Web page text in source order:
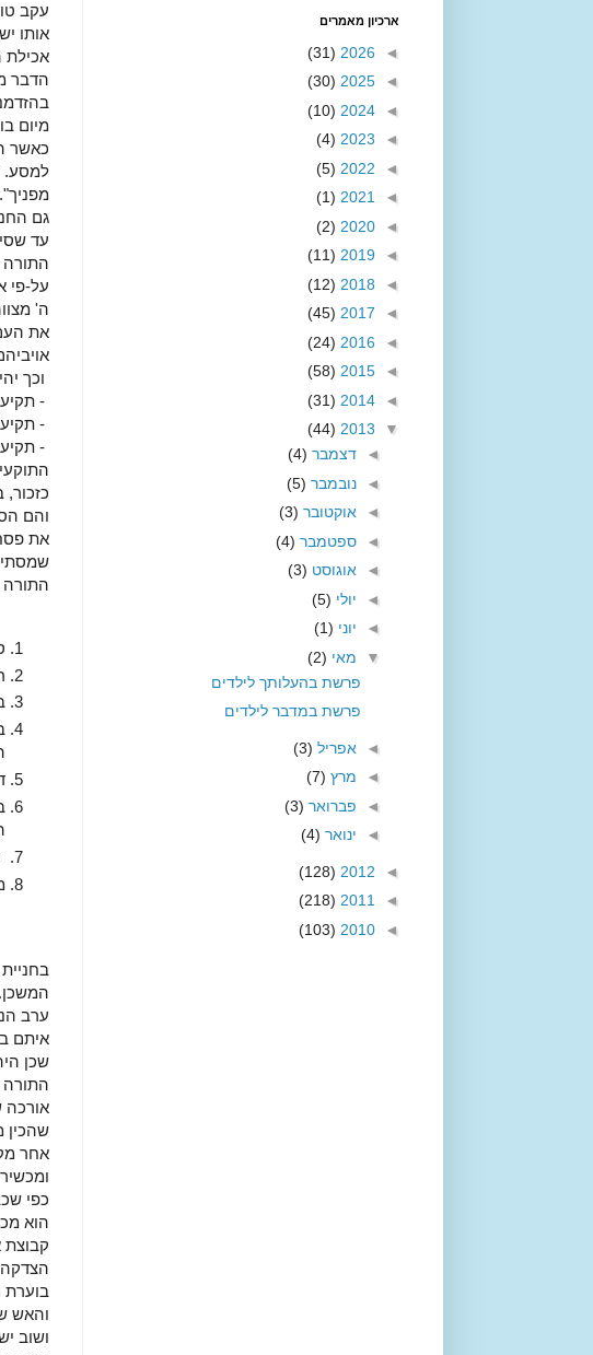
עקב
אותו
אכילת
הדבר
מיום
כאשר
למסע.
גם
עד
התורה
על-פי
ה'
את
וכך
-
-
-
והם
את
ערב
איתם
שכן
התורה
אורכה
שהכין
אחר
כפי
הוא
הצדקה
בוערת
והאש
ושוב
ארכיון מאמרים
◄
2026
(31)
◄
2025
(30)
◄
2024
(10)
◄
2023
(4)
◄
2022
(5)
◄
2021
(1)
◄
2020
(2)
◄
2019
(11)
◄
2018
(12)
◄
2017
(45)
◄
2016
(24)
◄
2015
(58)
◄
2014
(31)
▼
2013
(44)
◄ דצמבר (4)
◄ נובמבר (5)
◄ אוקטובר (3)
◄ ספטמבר (4)
◄ אוגוסט (3)
◄ יולי (5)
◄ יוני (1)
▼ מאי (2)
פרשת בהעלותך לילדים
פרשת במדבר לילדים
◄ אפריל (3)
◄ מרץ (7)
◄ פברואר (3)
◄ ינואר (4)
◄
2012
(128)
◄
2011
(218)
◄
2010
(103)